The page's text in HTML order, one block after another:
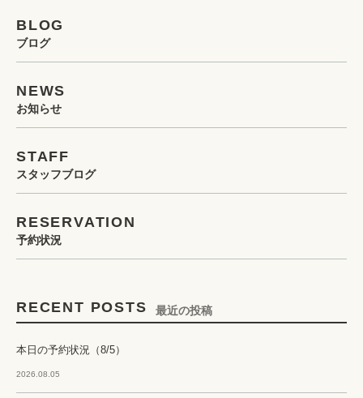
BLOG
ブログ
NEWS
お知らせ
STAFF
スタッフブログ
RESERVATION
予約状況
RECENT POSTS 最近の投稿
本日の予約状況（8/5）
2026.08.05